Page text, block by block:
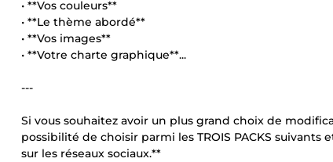
• **Vos couleurs**
• **Le thème abordé**
• **Vos images**
• **Votre charte graphique**...
---
Si vous souhaitez avoir un plus grand choix de
possibilité de choisir parmi les TROIS PACKS
sur les réseaux sociaux.**